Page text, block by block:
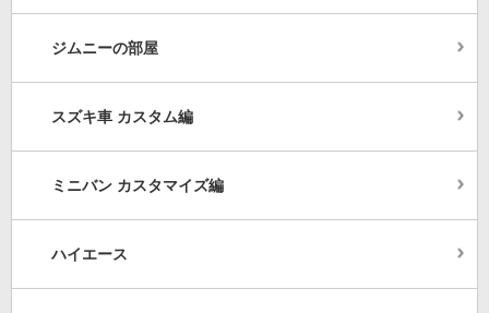
ジムニーの部屋
スズキ車 カスタム編
ミニバン カスタマイズ編
ハイエース